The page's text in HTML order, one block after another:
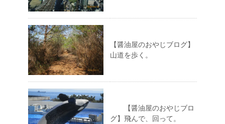
【醤油屋のおやじブログ】
山道を歩く。
【醤油屋のおやじブロ
グ】飛んで、回って。